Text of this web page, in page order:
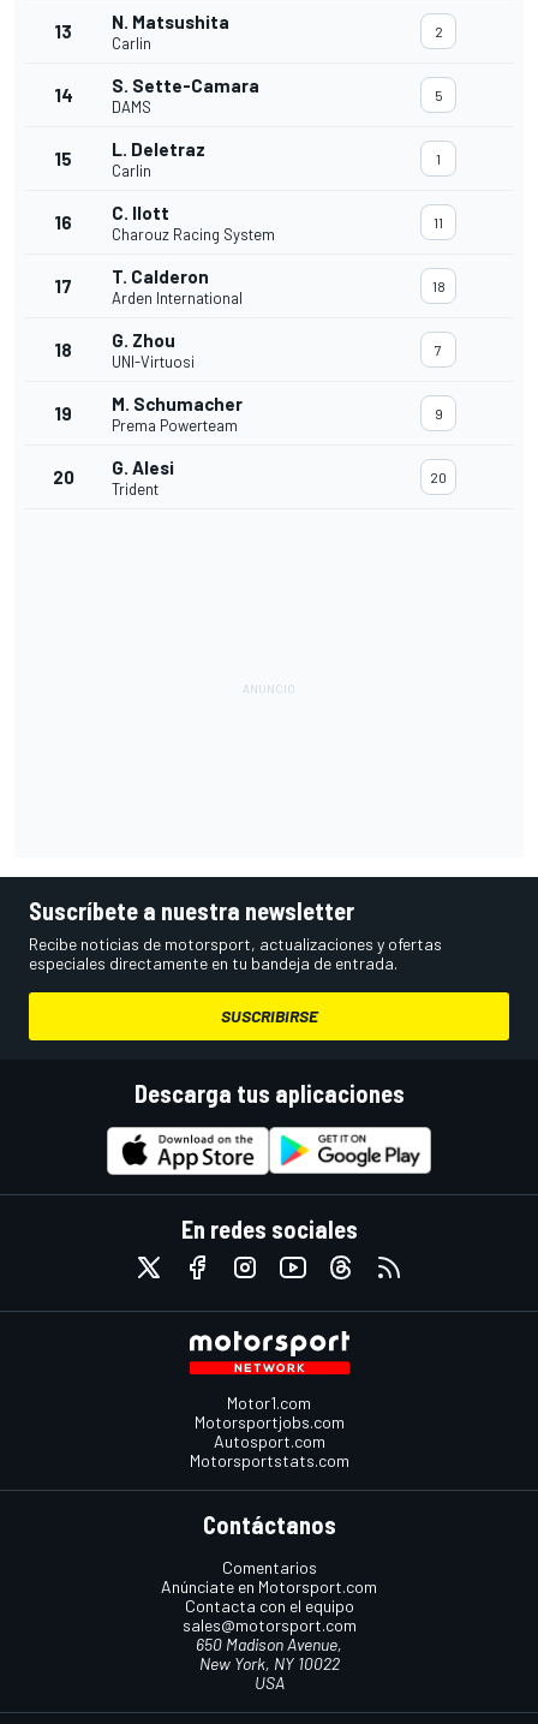
13 N. Matsushita
Carlin
2
14 S. Sette-Camara
DAMS
5
15 L. Deletraz
Carlin
1
16 C. Ilott
Charouz Racing System
11
17 T. Calderon
Arden International
18
18 G. Zhou
UNI-Virtuosi
7
19 M. Schumacher
Prema Powerteam
9
20 G. Alesi
Trident
20
Suscríbete a nuestra newsletter
Recibe noticias de motorsport, actualizaciones y ofertas
especiales directamente en tu bandeja de entrada.
SUSCRIBIRSE
Descarga tus aplicaciones
En redes sociales
Motor1.com
Motorsportjobs.com
Autosport.com
Motorsportstats.com
Contáctanos
Comentarios
Anúnciate en Motorsport.com
Contacta con el equipo
sales@motorsport.com
650 Madison Avenue,
New York, NY 10022
USA